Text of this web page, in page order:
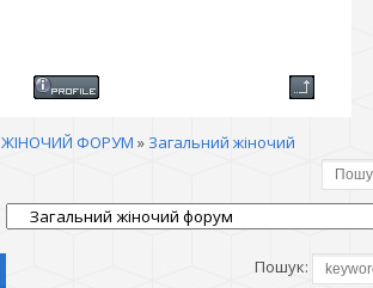
ЖІНОЧИЙ ФОРУМ » Загальний жіночий
Пошук: